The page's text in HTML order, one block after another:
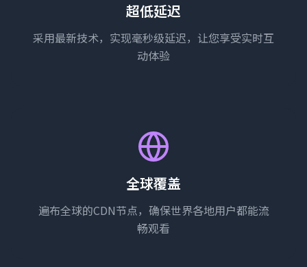
超低延迟
采用最新技术，实现毫秒级延迟，让您享受实时互
动体验
全球覆盖
遍布全球的CDN节点，确保世界各地用户都能流
畅观看